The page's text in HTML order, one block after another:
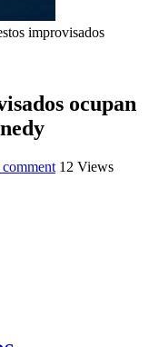
improvisados
ocupan
12 Views